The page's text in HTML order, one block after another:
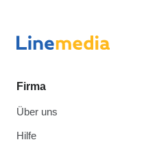
Firma
Über uns
Hilfe